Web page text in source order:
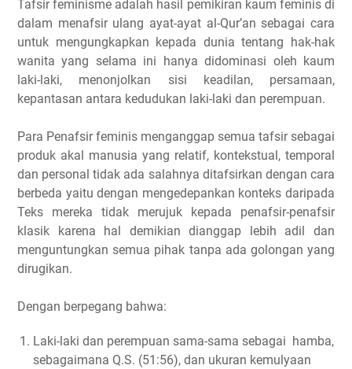
Tafsir feminisme adalah hasil pemikiran kaum feminis di
dalam menafsir ulang ayat-ayat al-Qur’an sebagai cara
untuk mengungkapkan kepada dunia tentang hak-hak
wanita yang selama ini hanya didominasi oleh kaum
laki-laki, menonjolkan sisi keadilan, persamaan,
kepantasan antara kedudukan laki-laki dan perempuan.
Para Penafsir feminis menganggap semua tafsir sebagai
produk akal manusia yang relatif, kontekstual, temporal
dan personal tidak ada salahnya ditafsirkan dengan cara
berbeda yaitu dengan mengedepankan konteks daripada
Teks mereka tidak merujuk kepada penafsir-penafsir
klasik karena hal demikian dianggap lebih adil dan
menguntungkan semua pihak tanpa ada golongan yang
dirugikan.
Dengan berpegang bahwa:
Laki-laki dan perempuan sama-sama sebagai hamba,
sebagaimana Q.S. (51:56), dan ukuran kemulyaan